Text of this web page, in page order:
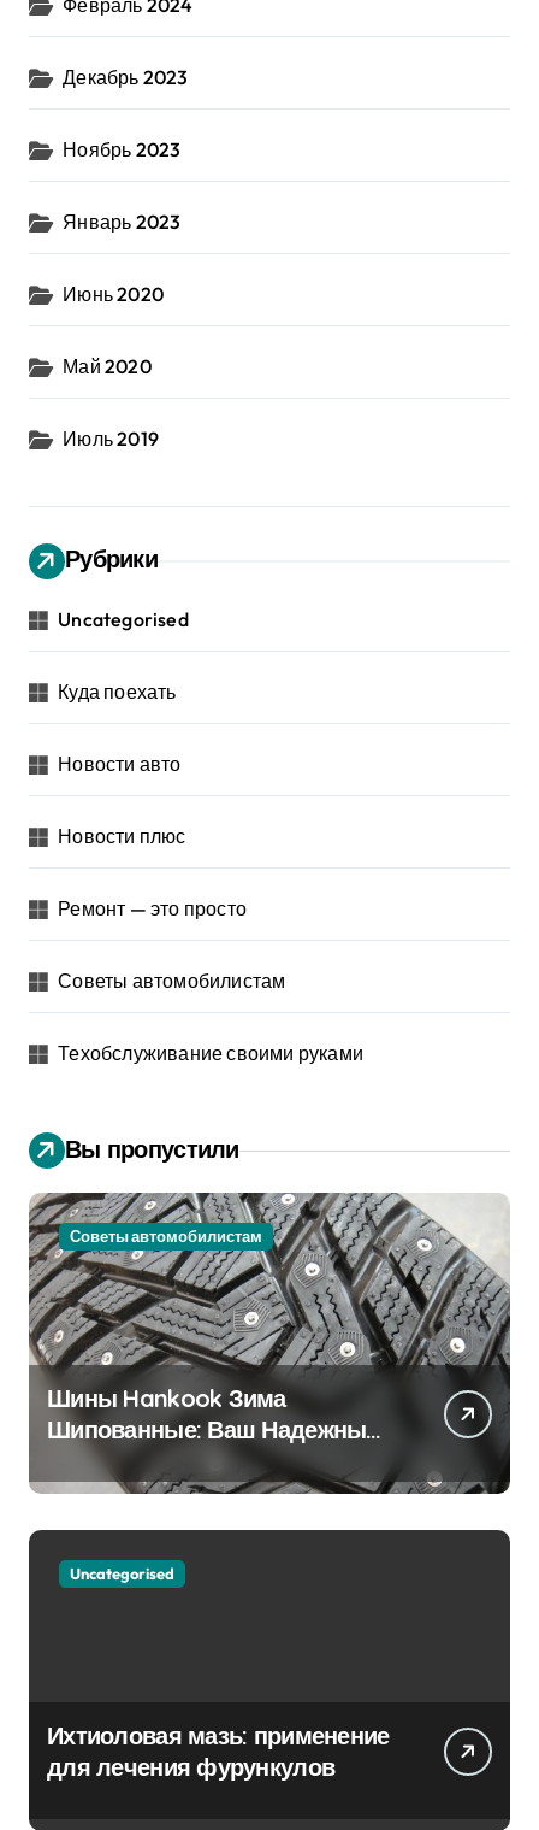
Февраль 2024
Декабрь 2023
Ноябрь 2023
Январь 2023
Июнь 2020
Май 2020
Июль 2019
Рубрики
Uncategorised
Куда поехать
Новости авто
Новости плюс
Ремонт — это просто
Советы автомобилистам
Техобслуживание своими руками
Вы пропустили
Советы автомобилистам
Шины Hankook Зима
Шипованные: Ваш Надежный
Партнёр на Снежных Дорогах
Uncategorised
Ихтиоловая мазь: применение
для лечения фурункулов